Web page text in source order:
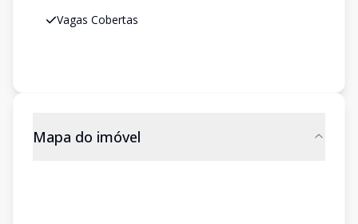
Vagas Cobertas
Mapa do imóvel